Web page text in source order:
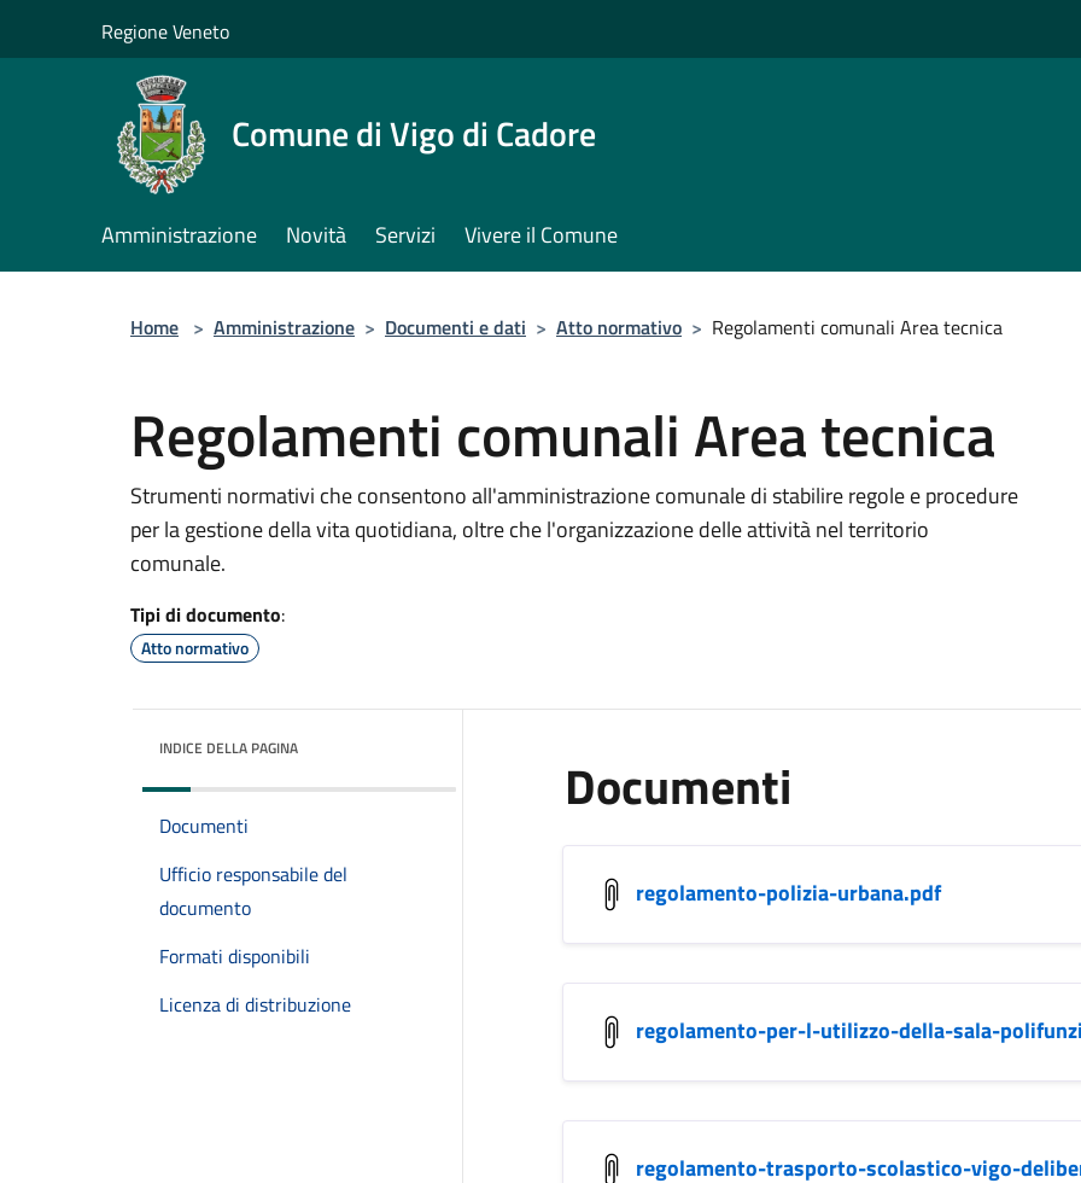
Regione Veneto
Comune di Vigo di Cadore
Amministrazione Novità Servizi Vivere il Comune
Home > Amministrazione > Documenti e dati > Atto normativo > Regolamenti comunali Area tecnica
Regolamenti comunali Area tecnica
Strumenti normativi che consentono all'amministrazione comunale di stabilire regole e procedure
per la gestione della vita quotidiana, oltre che l'organizzazione delle attività nel territorio
comunale.
Tipi di documento:
Atto normativo
INDICE DELLA PAGINA
Documenti
Ufficio responsabile del
documento
Formati disponibili
Licenza di distribuzione
Documenti
regolamento-polizia-urbana.pdf
regolamento-per-l-utilizzo-della-sala-
regolamento-trasporto-scolastico-vigo-